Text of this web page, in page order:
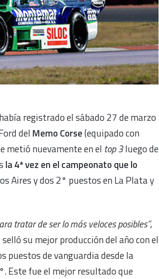
registrado el sábado 27 de marzo
del Memo Corse(equipado con
metió nuevamente en el top 3luego de
la 4ª vez en el campeonato que lo
Aires y dos 2° puestos en La Plata y
tratar de ser lo más veloces posibles”,
su mejor producción del año con el
puestos de vanguardia desde la
Este fue el mejor resultado que